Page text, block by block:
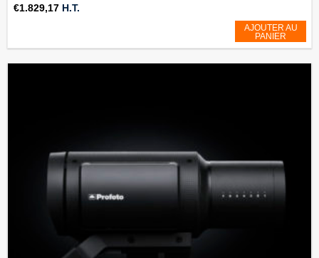
€1.829,17 H.T.
AJOUTER AU
PANIER